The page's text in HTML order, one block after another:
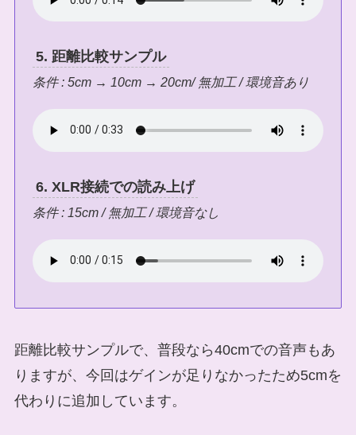
5. 距離比較サンプル
条件 : 5cm → 10cm → 20cm/ 無加工 / 環境音あり
6. XLR接続での読み上げ
条件 : 15cm / 無加工 / 環境音なし
距離比較サンプルで、普段なら40cmでの音声もあ
りますが、今回はゲインが足りなかったため5cmを
代わりに追加しています。